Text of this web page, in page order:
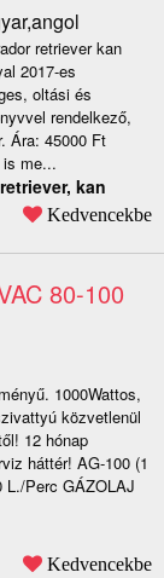
retriever kan
2017-es
oltási és
rendelkező,
Ára: 45000 Ft
me...
kan
Kedvencekbe
80-100
1000Wattos,
közvetlenül
12 hónap
háttér! AG-100 (1
L./Perc GÁZOLAJ
Kedvencekbe